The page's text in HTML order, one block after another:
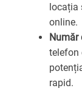
locația
online.
Număr
telefon
rapid.